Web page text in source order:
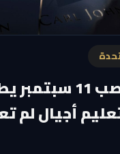
متحف ونصب 11
أجيال لم